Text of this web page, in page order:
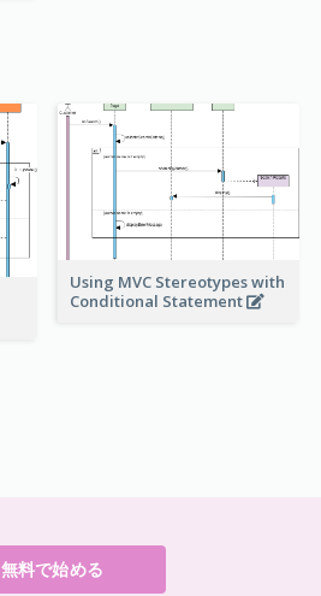
Using MVC Stereotypes with
Conditional Statement
無料で始める